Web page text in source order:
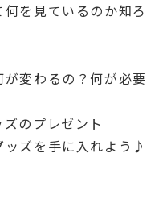
を見ているのか知ろ
変わるの？何が必要
のプレゼント
ッズを手に入れよう♪